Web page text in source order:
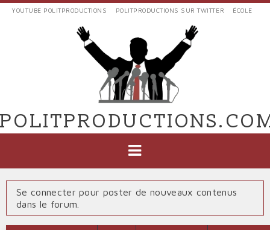
Aller
EXTERNES
POLIT'PRODUCTIONS
YOUTUBE POLITPRODUCTIONS POLITPRODUCTIONS SUR TWITTER ÉCOLE
PRINCIPALE
Se connecter pour poster de nouveaux contenus
dans le forum.